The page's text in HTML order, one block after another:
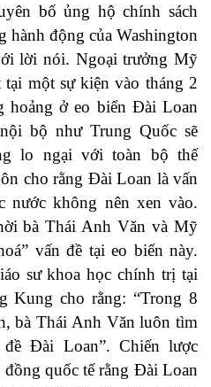
bố ủng hộ chính sách
hành động của Washington
lời nói. Ngoại trưởng Mỹ
một sự kiện vào tháng 2
hoảng ở eo biển Đài Loan
bộ như Trung Quốc sẽ
lo ngại với toàn bộ thế
cho rằng Đài Loan là vấn
nước không nên xen vào.
bà Thái Anh Văn và Mỹ
vấn đề tại eo biển này.
sư khoa học chính trị tại
Kung cho rằng: “Trong 8
bà Thái Anh Văn luôn tìm
Đài Loan”. Chiến lược
quốc tế rằng Đài Loan